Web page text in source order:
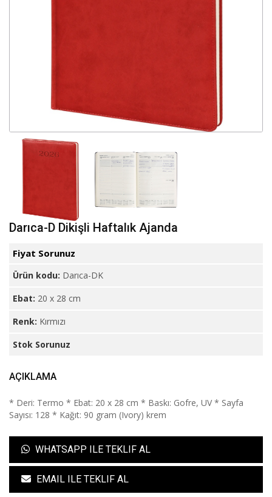
Darıca-D Dikişli Haftalık Ajanda
Fiyat Sorunuz
Ürün kodu: Darıca-DK
Ebat: 20 x 28 cm
Renk: Kırmızı
Stok Sorunuz
AÇIKLAMA
* Deri: Termo * Ebat: 20 x 28 cm * Baskı: Gofre, UV * Sayfa
Sayısı: 128 * Kağıt: 90 gram (Ivory) krem
WHATSAPP ILE TEKLIF AL
EMAIL ILE TEKLIF AL